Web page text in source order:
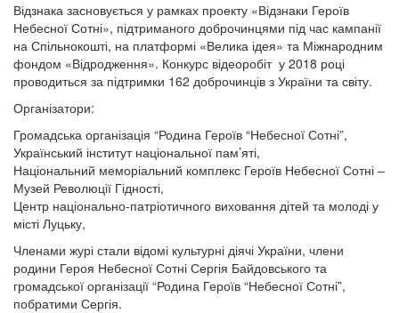
Відзнака засновується у рамках проекту «Відзнаки Героїв
Небесної Сотні», підтриманого доброчинцями під час кампанії
на Спільнокошті, на платформі «Велика ідея» та Міжнародним
фондом «Відродження». Конкурс відеоробіт у 2018 році
проводиться за підтримки 162 доброчинців з України та світу.
Організатори:
Громадська організація “Родина Героїв “Небесної Сотні”,
Український інститут національної пам’яті,
Національний меморіальний комплекс Героїв Небесної Сотні –
Музей Революції Гідності,
Центр національно-патріотичного виховання дітей та молоді у
місті Луцьку,
Членами журі стали відомі культурні діячі України, члени
родини Героя Небесної Сотні Сергія Байдовського та
громадської організації “Родина Героїв “Небесної Сотні”,
побратими Сергія.